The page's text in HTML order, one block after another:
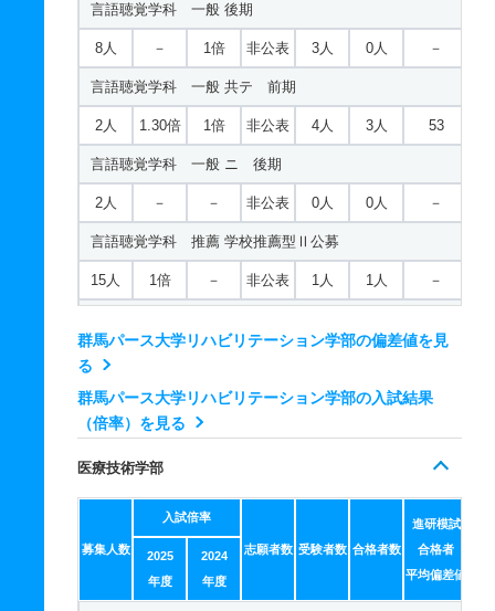
言語聴覚学科 一般 後期
8人 － 1倍 非公表 3人 0人 －
言語聴覚学科 一般 共テ 前期
2人 1.30倍 1倍 非公表 4人 3人 53
言語聴覚学科 一般 ニ 後期
2人 － － 非公表 0人 0人 －
言語聴覚学科 推薦 学校推薦型Ⅱ公募
15人 1倍 － 非公表 1人 1人 －
25人
理学療法学科 一般 後期
25人 1.50倍 － 非公表 3人 2人 －
理学療法学科 一般 共テ 前期
2.30倍 2.30倍
理学療法学科 一般 ニ 後期
1倍 －
群馬パース大学リハビリテーション学部の偏差値を見
る
群馬パース大学リハビリテーション学部の入試結果
（倍率）を見る
医療技術学部
募集人数
入試倍率
志願者数 受験者数 合格者数
進研模試
合格者
平均偏差値
2025
年度
2024
年度